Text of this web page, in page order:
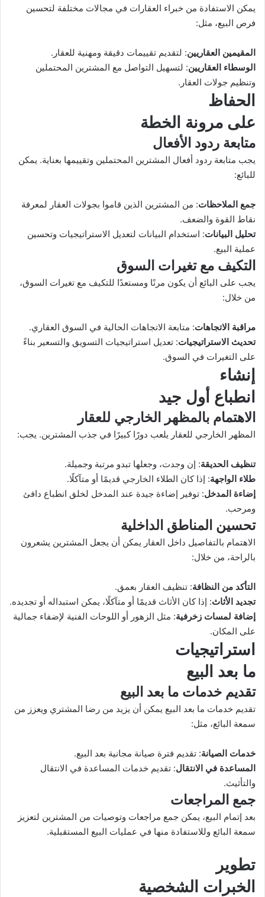
يمكن الاستفادة من خبراء العقارات في مجالات مختلفة لتحسين
فرص البيع، مثل:
المقيمين العقاريين: لتقديم تقييمات دقيقة ومهنية للعقار.
الوسطاء العقاريين: لتسهيل التواصل مع المشترين المحتملين
وتنظيم جولات العقار.
الحفاظ
على مرونة الخطة
متابعة ردود الأفعال
يجب متابعة ردود أفعال المشترين المحتملين وتقييمها بعناية. يمكن
للبائع:
جمع الملاحظات: من المشترين الذين قاموا بجولات العقار لمعرفة
نقاط القوة والضعف.
تحليل البيانات: استخدام البيانات لتعديل الاستراتيجيات وتحسين
عملية البيع.
التكيف مع تغيرات السوق
يجب على البائع أن يكون مرنًا ومستعدًا للتكيف مع تغيرات السوق،
من خلال:
مراقبة الاتجاهات: متابعة الاتجاهات الحالية في السوق العقاري.
تحديث الاستراتيجيات: تعديل استراتيجيات التسويق والتسعير بناءً
على التغيرات في السوق.
إنشاء
انطباع أول جيد
الاهتمام بالمظهر الخارجي للعقار
المظهر الخارجي للعقار يلعب دورًا كبيرًا في جذب المشترين. يجب:
تنظيف الحديقة: إن وجدت، وجعلها تبدو مرتبة وجميلة.
طلاء الواجهة: إذا كان الطلاء الخارجي قديمًا أو متآكلًا.
إضاءة المدخل: توفير إضاءة جيدة عند المدخل لخلق انطباع دافئ
ومرحب.
تحسين المناطق الداخلية
الاهتمام بالتفاصيل داخل العقار يمكن أن يجعل المشترين يشعرون
بالراحة، من خلال:
التأكد من النظافة: تنظيف العقار بعمق.
تجديد الأثاث: إذا كان الأثاث قديمًا أو متآكلًا، يمكن استبداله أو تجديده.
إضافة لمسات زخرفية: مثل الزهور أو اللوحات الفنية لإضفاء جمالية
على المكان.
استراتيجيات
ما بعد البيع
تقديم خدمات ما بعد البيع
تقديم خدمات ما بعد البيع يمكن أن يزيد من رضا المشتري ويعزز من
سمعة البائع، مثل:
خدمات الصيانة: تقديم فترة صيانة مجانية بعد البيع.
المساعدة في الانتقال: تقديم خدمات المساعدة في الانتقال
والتأثيث.
جمع المراجعات
بعد إتمام البيع، يمكن جمع مراجعات وتوصيات من المشترين لتعزيز
سمعة البائع وللاستفادة منها في عمليات البيع المستقبلية.
تطوير
الخبرات الشخصية